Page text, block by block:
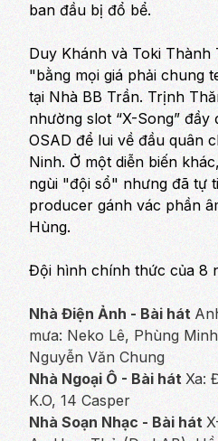
ban đầu bị đổ bể.
Duy Khánh và Toki Thành
"bằng mọi giá phải chung
tại Nhà BB Trần. Trịnh
nhường slot “X-Song” đầy
OSAD để lui về đầu quân
Ninh. Ở một diễn biến
ngùi "đội sổ" nhưng đã tự
producer gánh vác phần
Hùng.
Đội hình chính thức của 8
Nhà Điện Ảnh - Bài hát
mưa: Neko Lê, Phùng
Nguyễn Văn Chung
Nhà Ngoại Ô - Bài hát Xa:
K.O, 14 Casper
Nhà Soạn Nhạc - Bài hát